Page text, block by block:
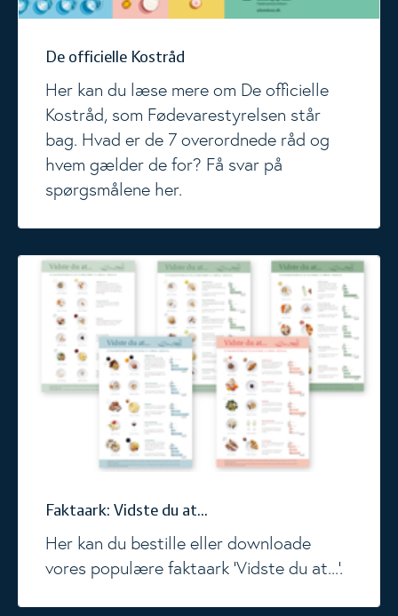
De officielle Kostråd
Her kan du læse mere om De officielle
Kostråd, som Fødevarestyrelsen står
bag. Hvad er de 7 overordnede råd og
hvem gælder de for? Få svar på
spørgsmålene her.
Faktaark: Vidste du at...
Her kan du bestille eller downloade
vores populære faktaark 'Vidste du at...'.
Faktaark: Vidste du at...